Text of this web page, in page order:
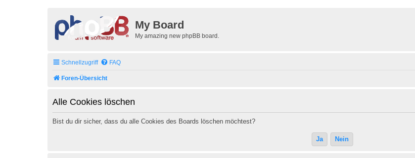
My Board
My amazing new phpBB board.
Schnellzugriff FAQ
Foren-Übersicht
Alle Cookies löschen
Bist du dir sicher, dass du alle Cookies des Boards löschen möchtest?